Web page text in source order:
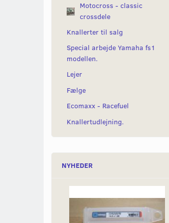
Motocross - classic
crossdele
Knallerter til salg
Special arbejde Yamaha fs1
modellen.
Lejer
Fælge
Ecomaxx - Racefuel
Knallertudlejning.
NYHEDER